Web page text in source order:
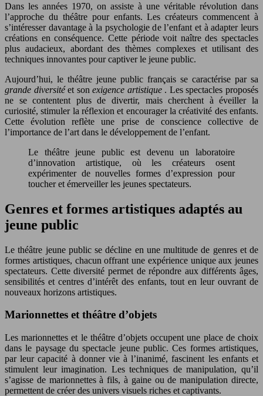
Dans les années 1970, on assiste à une véritable révolution dans
l’approche du théâtre pour enfants. Les créateurs commencent à
s’intéresser davantage à la psychologie de l’enfant et à adapter leurs
créations en conséquence. Cette période voit naître des spectacles
plus audacieux, abordant des thèmes complexes et utilisant des
techniques innovantes pour captiver le jeune public.
Aujourd’hui, le théâtre jeune public français se caractérise par sa
grande diversitéet sonexigence artistique . Les spectacles proposés
ne se contentent plus de divertir, mais cherchent à éveiller la
curiosité, stimuler la réflexion et encourager la créativité des enfants.
Cette évolution reflète une prise de conscience collective de
l’importance de l’art dans le développement de l’enfant.
Le théâtre jeune public est devenu un laboratoire
d’innovation artistique, où les créateurs osent
expérimenter de nouvelles formes d’expression pour
toucher et émerveiller les jeunes spectateurs.
Genres et formes artistiques adaptés au
jeune public
Le théâtre jeune public se décline en une multitude de genres et de
formes artistiques, chacun offrant une expérience unique aux jeunes
spectateurs. Cette diversité permet de répondre aux différents âges,
sensibilités et centres d’intérêt des enfants, tout en leur ouvrant de
nouveaux horizons artistiques.
Marionnettes et théâtre d’objets
Les marionnettes et le théâtre d’objets occupent une place de choix
dans le paysage du spectacle jeune public. Ces formes artistiques,
par leur capacité à donner vie à l’inanimé, fascinent les enfants et
stimulent leur imagination. Les techniques de manipulation, qu’il
s’agisse de marionnettes à fils, à gaine ou de manipulation directe,
permettent de créer des univers visuels riches et captivants.